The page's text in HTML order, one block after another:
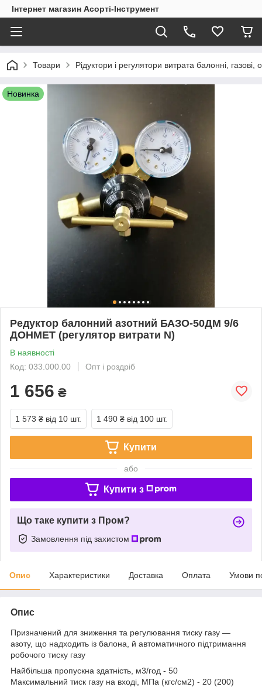
Інтернет магазин Асорті-Інструмент
Товари Рідуктори і регулятори витрата балонні, газові,
Новинка
Редуктор балонний азотний БАЗО-50ДМ 9/6
ДОНМЕТ (регулятор витрати N)
В наявності
Код: 033.000.00
Опт і роздріб
1 656 ₴
1 573 ₴ від 10 шт. 1 490 ₴ від 100 шт.
Купити
або
Купити з
Що таке купити з Пром?
Замовлення під захистом
Опис Характеристики Доставка Оплата Умови
Опис
Призначений для зниження та регулювання тиску газу —
азоту, що надходить із балона, й автоматичного підтримання
робочого тиску газу
Найбільша пропускна здатність, м3/год - 50
Максимальний тиск газу на вході, МПа (кгс/см2) - 20 (200)